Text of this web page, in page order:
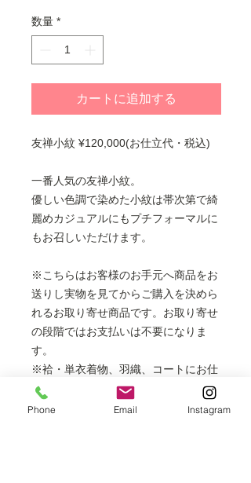
数量 *
カートに追加する
友禅小紋 ¥120,000(お仕立代・税込)
一番人気の友禅小紋。
優しい色調で染めた小紋は帯次第で綺
麗めカジュアルにもプチフォーマルに
もお召しいただけます。
※こちらはお客様のお手元へ商品をお
送りし実物を見てからご購入を決めら
れるお取り寄せ商品です。お取り寄せ
の段階ではお支払いは不要になりま
す。
※袷・単衣着物、羽織、コートにお仕
立てできます。
フルレングスの長コートは表示価格
Phone Email Instagram